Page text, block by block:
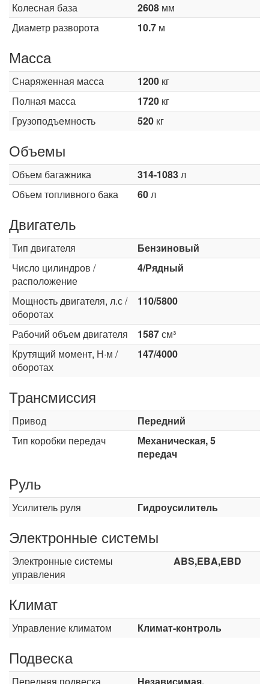
Колесная база
2608 мм
Диаметр разворота
10.7 м
Масса
Снаряженная масса 1200 кг
Полная масса
1720 кг
Грузоподъемность
520 кг
Объемы
Объем багажника 314-1083л
Объем топливного бака
60л
Двигатель
Тип двигателя
Бензиновый
Число цилиндров /
расположение
4/Рядный
Мощность двигателя, л.с /
оборотах
110/5800
Рабочий объем двигателя 1587см³
Крутящий момент, Н·м /
оборотах
147/4000
Трансмиссия
Привод
Передний
Тип коробки передач
Механическая, 5
передач
Руль
Усилитель руля Гидроусилитель
Электронные системы
Электронные системы
управления
ABS,EBA,EBD
Климат
Управление климатом Климат-контроль
Подвеска